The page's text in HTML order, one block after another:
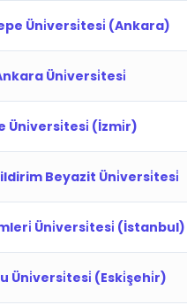
Üni̇versi̇tesi̇ (Ankara)
Üni̇versi̇tesi̇
Üni̇versi̇tesi̇ (İzmi̇r)
Beyazit Üni̇versi̇tesi̇
Üni̇versi̇tesi̇ (İstanbul)
Üni̇versi̇tesi̇ (Eski̇şehi̇r)